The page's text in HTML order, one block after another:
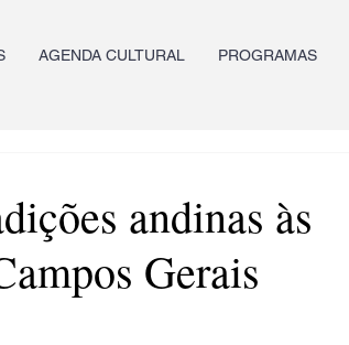
AGENDA CULTURAL PROGRAMAS
andinas às
Gerais